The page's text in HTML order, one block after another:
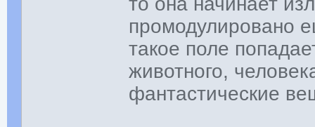
промодулировано
такое поле
животного,
фантастические